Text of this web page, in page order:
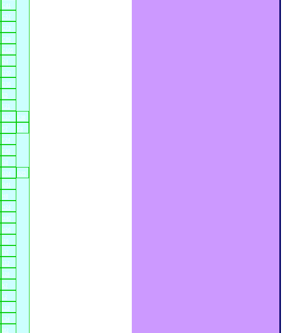
C41
C57
C73
C89
C105
D4
D20
D36
E5
E21
E37 E38
F7 F8
F24
F40
G8
G24 G25
G41
H8
H24
H40
H56
I16
I32
J12
J28
K7
L2
L18
L34
M2